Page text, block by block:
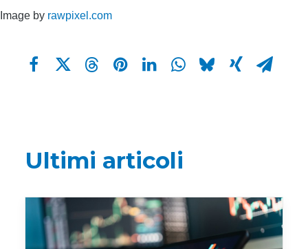
Image by rawpixel.com
Ultimi articoli